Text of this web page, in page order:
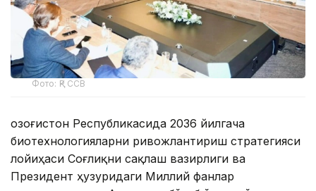
Фото: ҚР ССВ
Қозоғистон Республикасида 2036 йилгача
биотехнологияларни ривожлантириш стратегияси
лойиҳаси Соғлиқни сақлаш вазирлиги ва
Президент ҳузуридаги Миллий фанлар